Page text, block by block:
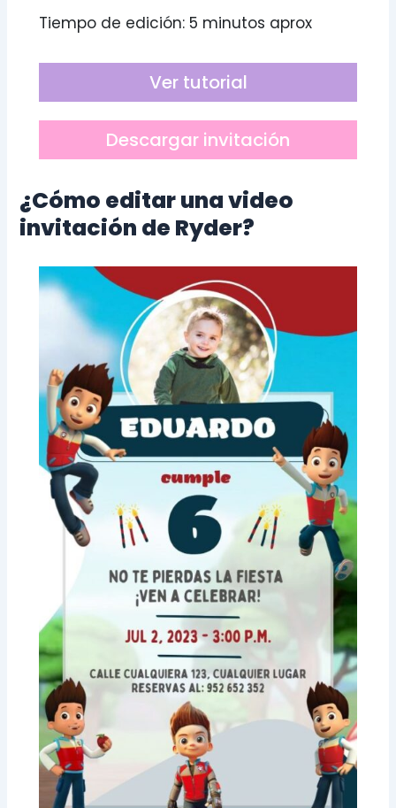
Tiempo de edición: 5 minutos aprox
Ver tutorial
Descargar invitación
¿Cómo editar una video
invitación de Ryder?